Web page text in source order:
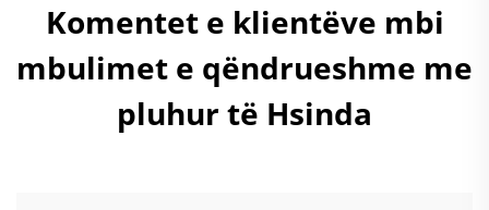
Komentet e klientëve mbi
mbulimet e qëndrueshme me
pluhur të Hsinda